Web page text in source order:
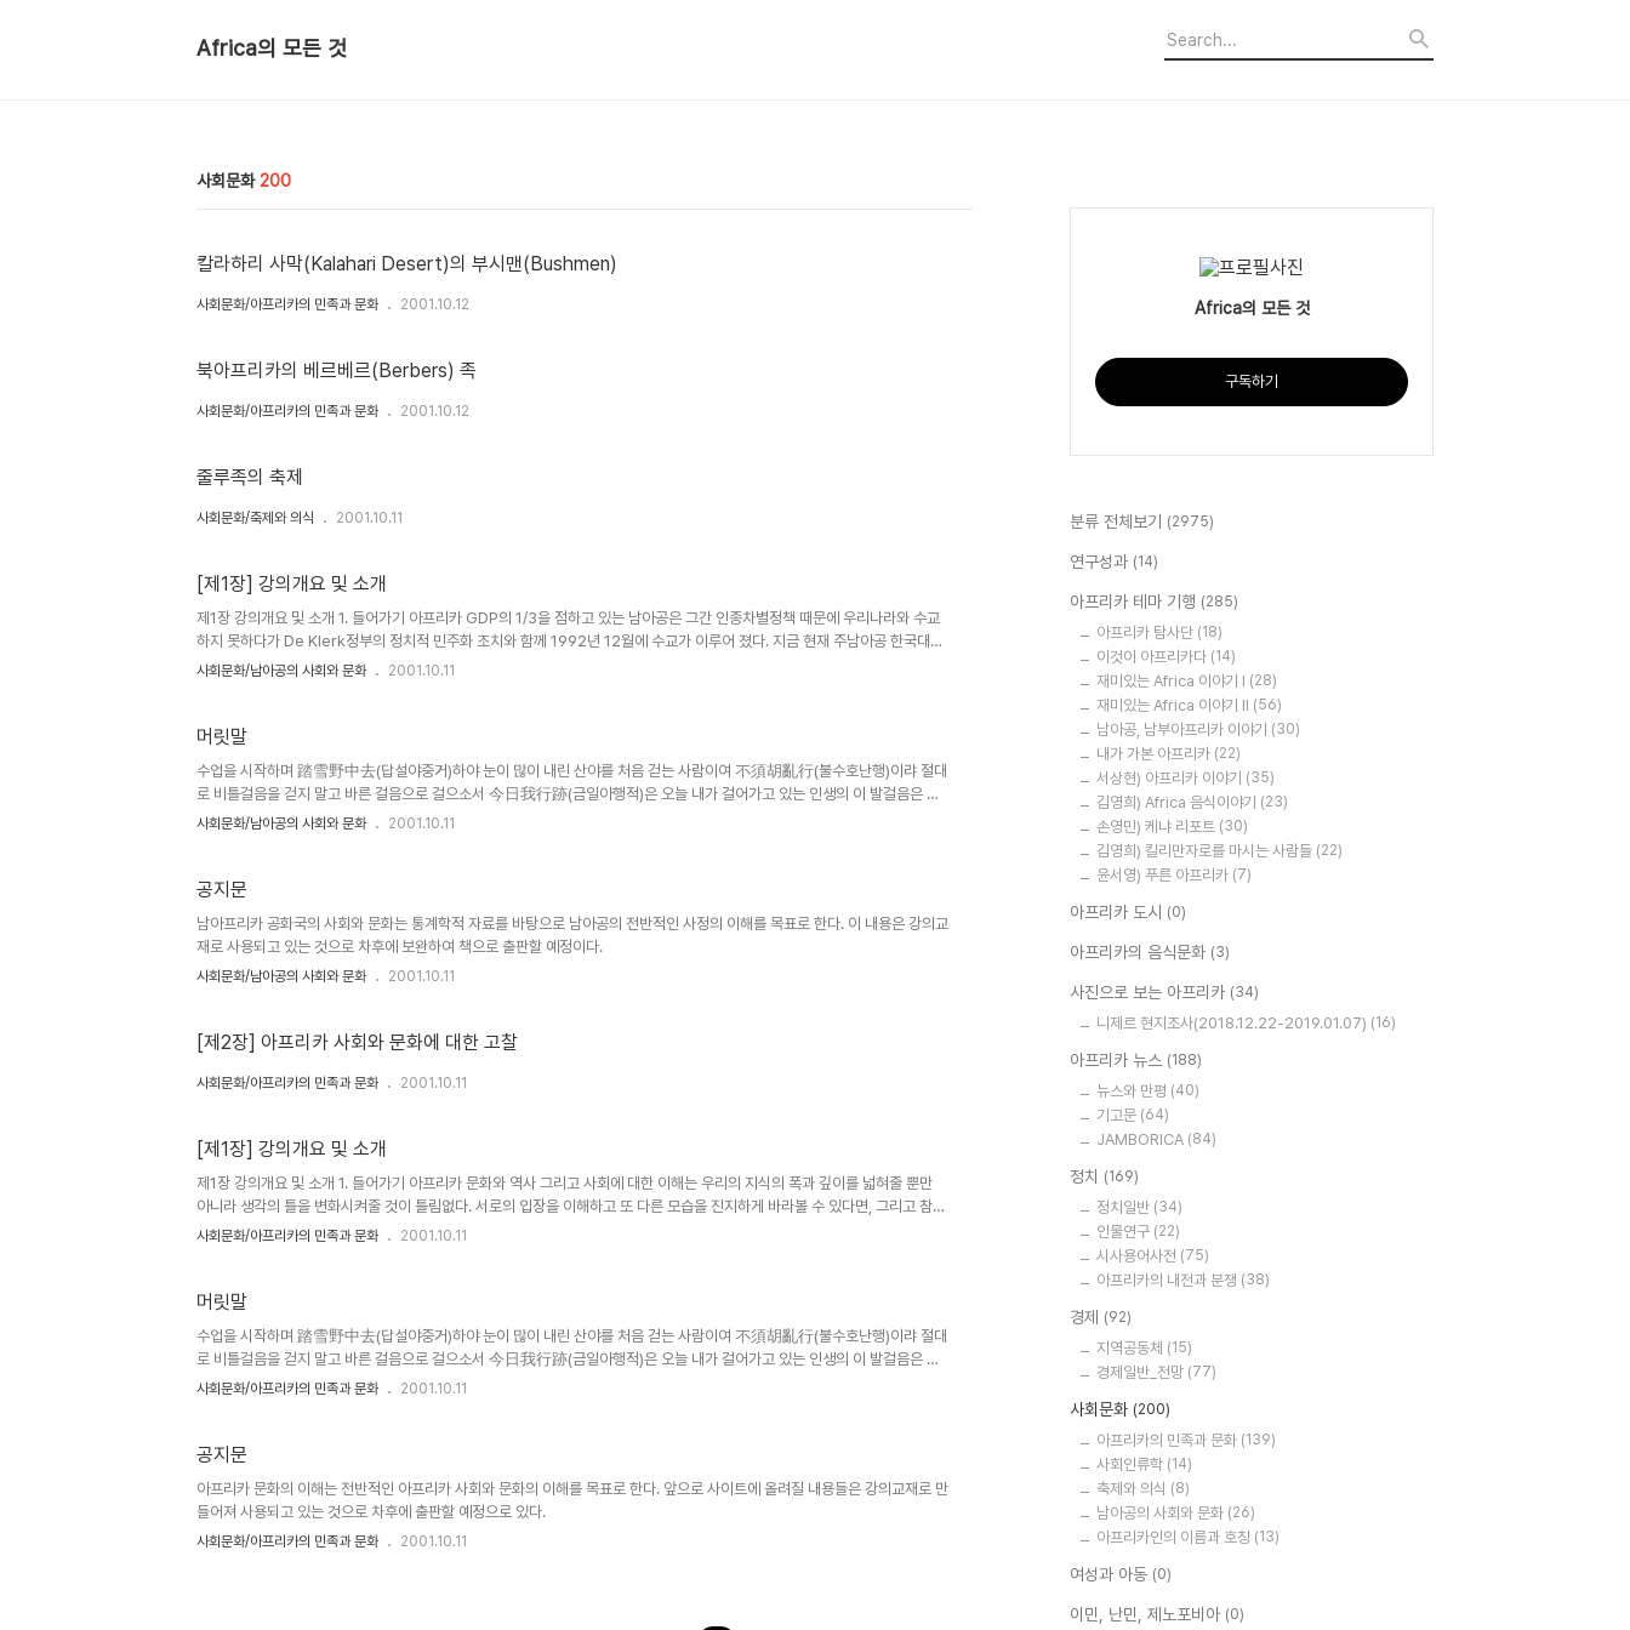
Africa의 모든 것
사회문화 200
칼라하리 사막(Kalahari Desert)의 부시맨(Bushmen)
사회문화/아프리카의 민족과 문화 2001.10.12
북아프리카의 베르베르(Berbers) 족
사회문화/아프리카의 민족과 문화 2001.10.12
줄루족의 축제
사회문화/축제와 의식 2001.10.11
[제1장] 강의개요 및 소개
제1장 강의개요 및 소개 1. 들어가기 아프리카 GDP의 1/3을 점하고 있는 남아공은 그간 인종차별정책 때문에 우리나라와 수교
하지 못하다가 De Klerk정부의 정치적 민주화 조치와 함께 1992년 12월에 수교가 이루어 졌다. 지금 현재 주남아공 한국대사
관은 인접한 6개국(나미비아, 보츠와나, 레소토, 스와질랜드, 마다가스카르, 콩고민주공화국)의 대사업무를 겸임하고 있을 정도
숫자도 짧은 기간동안 1,100여명으로 급증하였고 양국간 무역고(우리나라 통계)는 9..
사회문화/남아공의 사회와 문화 2001.10.11
머릿말
수업을 시작하며 踏雪野中去(답설야중거)하야 눈이 많이 내린 산야를 처음 걷는 사람이여 不須胡亂行(불수호난행)이랴 절대
로 비틀걸음을 걷지 말고 바른 걸음으로 걸으소서 今日我行跡(금일아행적)은 오늘 내가 걸어가고 있는 인생의 이 발걸음은 遂
作後人程(수작후인정)이라 반드시 뒤에 따라오는 사람의 인생여정이 될 것이기 때문이다. (서산대사 휴정스님의 시 ; 김구선생
사회문화/남아공의 사회와 문화 2001.10.11
공지문
남아프리카 공화국의 사회와 문화는 통계학적 자료를 바탕으로 남아공의 전반적인 사정의 이해를 목표로 한다. 이 내용은 강의교
재로 사용되고 있는 것으로 차후에 보완하여 책으로 출판할 예정이다.
사회문화/남아공의 사회와 문화 2001.10.11
[제2장] 아프리카 사회와 문화에 대한 고찰
사회문화/아프리카의 민족과 문화 2001.10.11
[제1장] 강의개요 및 소개
제1장 강의개요 및 소개 1. 들어가기 아프리카 문화와 역사 그리고 사회에 대한 이해는 우리의 지식의 폭과 깊이를 넓혀줄 뿐만
아니라 생각의 틀을 변화시켜줄 것이 틀림없다. 서로의 입장을 이해하고 또 다른 모습을 진지하게 바라볼 수 있다면, 그리고 참여
할 수 있다면 우리는 삶을 윤택하게 할 수 있다. 나아가 아프리카의 부족들의 삶 속에서 우리의 전통사회가 지키려고 했던 살맛
리카인들보다 행복하다고 거의 대부분의 사람들이 생각하고 또 믿고 있을 것이다. 그러나 ..
사회문화/아프리카의 민족과 문화 2001.10.11
머릿말
수업을 시작하며 踏雪野中去(답설야중거)하야 눈이 많이 내린 산야를 처음 걷는 사람이여 不須胡亂行(불수호난행)이랴 절대
로 비틀걸음을 걷지 말고 바른 걸음으로 걸으소서 今日我行跡(금일아행적)은 오늘 내가 걸어가고 있는 인생의 이 발걸음은 遂
作後人程(수작후인정)이라 반드시 뒤에 따라오는 사람의 인생여정이 될 것이기 때문이다. (서산대사 휴정스님의 시 ; 김구선생
을 시작하고 싶습니다. 첫째는 우리가 추구하고 있는 삶의 방식들(어떻게 살 것인가), 삶의 이..
사회문화/아프리카의 민족과 문화 2001.10.11
공지문
아프리카 문화의 이해는 전반적인 아프리카 사회와 문화의 이해를 목표로 한다. 앞으로 사이트에 올려질 내용들은 강의교재로 만
들어져 사용되고 있는 것으로 차후에 출판할 예정으로 있다.
사회문화/아프리카의 민족과 문화 2001.10.11
Africa의 모든 것
구독하기
분류 전체보기 (2975)
연구성과 (14)
아프리카 테마 기행 (285)
아프리카 탐사단 (18)
이것이 아프리카다 (14)
재미있는 Africa 이야기 I (28)
재미있는 Africa 이야기 II (56)
남아공, 남부아프리카 이야기 (30)
내가 가본 아프리카 (22)
서상현) 아프리카 이야기 (35)
김영희) Africa 음식이야기 (23)
손영민) 케냐 리포트 (30)
김영희) 킬리만자로를 마시는 사람들 (22)
윤서영) 푸른 아프리카 (7)
아프리카 도시 (0)
아프리카의 음식문화 (3)
사진으로 보는 아프리카 (34)
니제르 현지조사(2018.12.22-2019.01.07) (16)
아프리카 뉴스 (188)
뉴스와 만평 (40)
기고문 (64)
JAMBORICA (84)
정치 (169)
정치일반 (34)
인물연구 (22)
시사용어사전 (75)
아프리카의 내전과 분쟁 (38)
경제 (92)
지역공동체 (15)
경제일반_전망 (77)
사회문화 (200)
아프리카의 민족과 문화 (139)
사회인류학 (14)
축제와 의식 (8)
남아공의 사회와 문화 (26)
아프리카인의 이름과 호칭 (13)
여성과 아동 (0)
이민, 난민, 제노포비아 (0)